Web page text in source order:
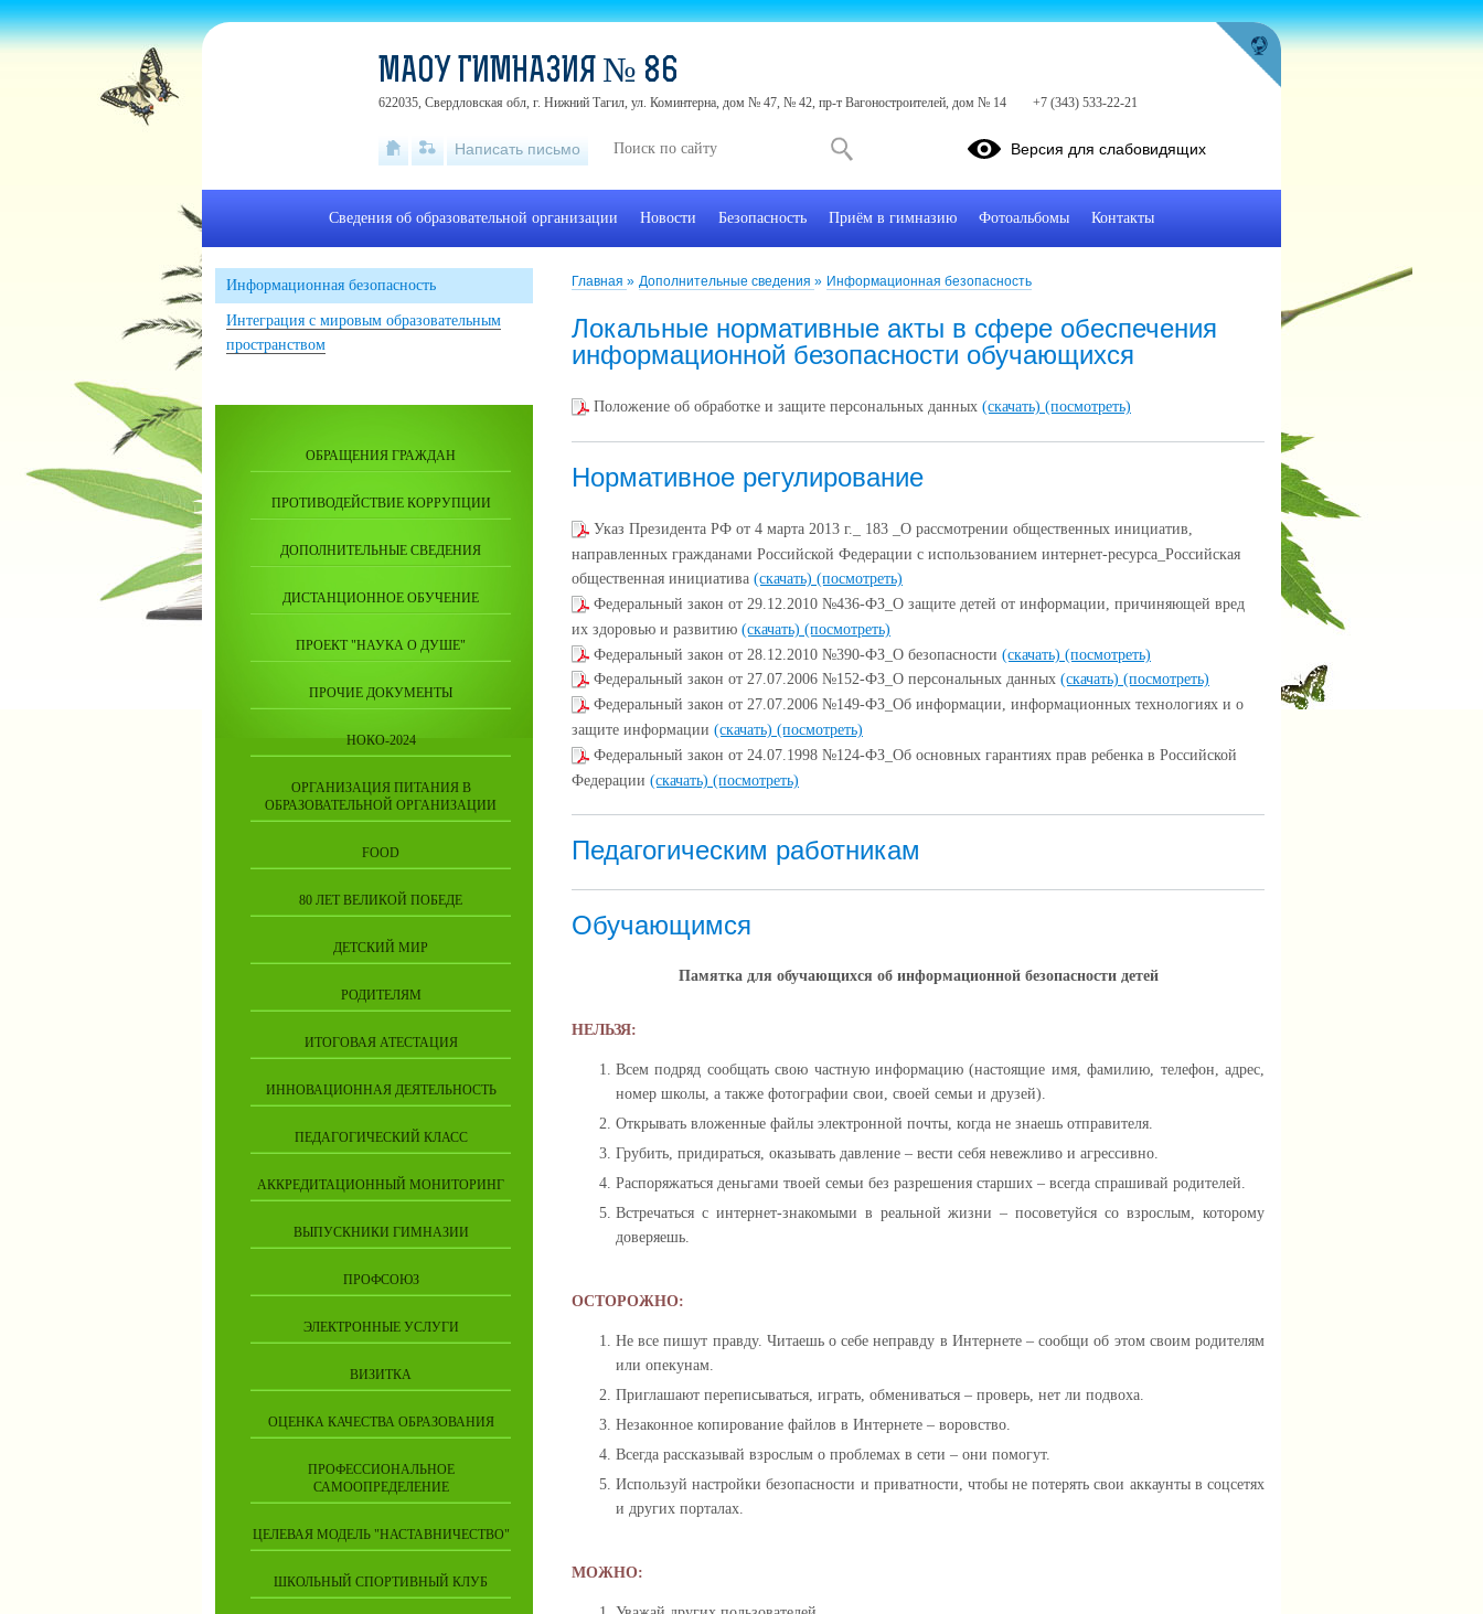
Главная » Дополнительные сведения » Информационная безопасность
Локальные нормативные акты в сфере обеспечения
информационной безопасности обучающихся
Положение об обработке и защите персональных данных (скачать) (посмотреть)
Нормативное регулирование
Указ Президента РФ от 4 марта 2013 г._ 183 _О рассмотрении общественных инициатив,
направленных гражданами Российской Федерации с использованием интернет-ресурса_Российская
общественная инициатива (скачать) (посмотреть)
Федеральный закон от 29.12.2010 №436-ФЗ_О защите детей от информации, причиняющей вред
их здоровью и развитию (скачать) (посмотреть)
Федеральный закон от 28.12.2010 №390-ФЗ_О безопасности (скачать) (посмотреть)
Федеральный закон от 27.07.2006 №152-ФЗ_О персональных данных (скачать) (посмотреть)
Федеральный закон от 27.07.2006 №149-ФЗ_Об информации, информационных технологиях и о
защите информации (скачать) (посмотреть)
Федеральный закон от 24.07.1998 №124-ФЗ_Об основных гарантиях прав ребенка в Российской
Федерации (скачать) (посмотреть)
Педагогическим работникам
Обучающимся
Памятка для обучающихся об информационной безопасности детей
НЕЛЬЗЯ:
Всем подряд сообщать свою частную информацию (настоящие имя, фамилию, телефон, адрес,
номер школы, а также фотографии свои, своей семьи и друзей).
Открывать вложенные файлы электронной почты, когда не знаешь отправителя.
Грубить, придираться, оказывать давление – вести себя невежливо и агрессивно.
Распоряжаться деньгами твоей семьи без разрешения старших – всегда спрашивай родителей.
Встречаться с интернет-знакомыми в реальной жизни – посоветуйся со взрослым, которому
доверяешь.
ОСТОРОЖНО:
Не все пишут правду. Читаешь о себе неправду в Интернете – сообщи об этом своим родителям
или опекунам.
Приглашают переписываться, играть, обмениваться – проверь, нет ли подвоха.
Незаконное копирование файлов в Интернете – воровство.
Всегда рассказывай взрослым о проблемах в сети – они помогут.
Используй настройки безопасности и приватности, чтобы не потерять свои аккаунты в соцсетях
и других порталах.
МОЖНО:
Информационная безопасность
Интеграция с мировым образовательным
пространством
ОБРАЩЕНИЯ ГРАЖДАН
ПРОТИВОДЕЙСТВИЕ КОРРУПЦИИ
ДОПОЛНИТЕЛЬНЫЕ СВЕДЕНИЯ
ДИСТАНЦИОННОЕ ОБУЧЕНИЕ
ПРОЕКТ "НАУКА О ДУШЕ"
ПРОЧИЕ ДОКУМЕНТЫ
НОКО-2024
ОРГАНИЗАЦИЯ ПИТАНИЯ В
ОБРАЗОВАТЕЛЬНОЙ ОРГАНИЗАЦИИ
FOOD
80 ЛЕТ ВЕЛИКОЙ ПОБЕДЕ
ДЕТСКИЙ МИР
РОДИТЕЛЯМ
ИТОГОВАЯ АТЕСТАЦИЯ
ИННОВАЦИОННАЯ ДЕЯТЕЛЬНОСТЬ
ПЕДАГОГИЧЕСКИЙ КЛАСС
АККРЕДИТАЦИОННЫЙ МОНИТОРИНГ
ВЫПУСКНИКИ ГИМНАЗИИ
ПРОФСОЮЗ
ЭЛЕКТРОННЫЕ УСЛУГИ
ВИЗИТКА
ОЦЕНКА КАЧЕСТВА ОБРАЗОВАНИЯ
ПРОФЕССИОНАЛЬНОЕ
САМООПРЕДЕЛЕНИЕ
ЦЕЛЕВАЯ МОДЕЛЬ "НАСТАВНИЧЕСТВО"
ШКОЛЬНЫЙ СПОРТИВНЫЙ КЛУБ
МАОУ ГИМНАЗИЯ № 86
622035, Свердловская обл, г. Нижний Тагил, ул. Коминтерна, дом № 47, № 42, пр-т Вагоностроителей, дом № 14 +7 (343) 533-22-21
Написать письмо Версия для слабовидящих
Сведения об образовательной организации Новости Безопасность Приём в гимназию Фотоальбомы Контакты